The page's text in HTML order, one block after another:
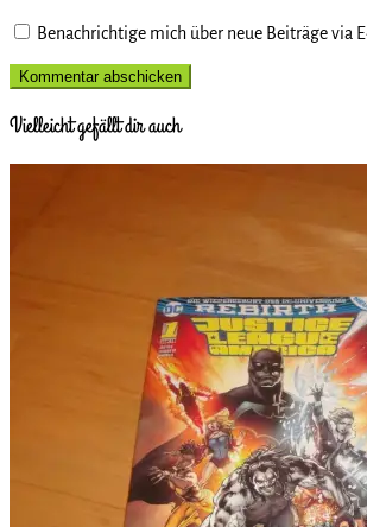
Benachrichtige mich über neue Beiträge via
Vielleicht gefällt dir auch